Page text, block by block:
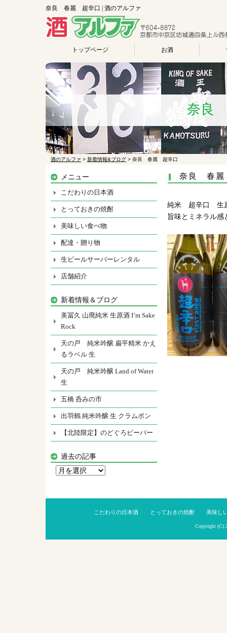
奈良 春麗 超辛口 | 酒のアルファ
トップページ お酒
奈良
酒のアルファ > 新着情報&ブログ > 奈良 春麗 超辛口
奈良 春
純米 超辛口 生
旨味とミネラル
メニュー
こだわりの日本酒
とっておきの焼酎
美味しい食べ物
配達・贈り物
生ビールサーバーレンタル
店舗紹介
新着情報＆ブログ
美冨久 山廃純米 生原酒 I’m Sake
Rock
天の戸 純米吟醸 扁平精米 かえ
るラベル 生
天の戸 純米吟醸 Land of Water
生
五橋 呑みの市
出羽鶴 純米吟醸 生 クラムボン
【北陸限定】のどぐろビーバー
過去の記事
こだわりの日本酒 とっておきの焼酎 美味し
Copyright (C)